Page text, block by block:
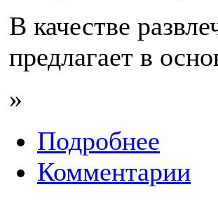
В качестве
предлагает в
»
Подробнее
Комментарии